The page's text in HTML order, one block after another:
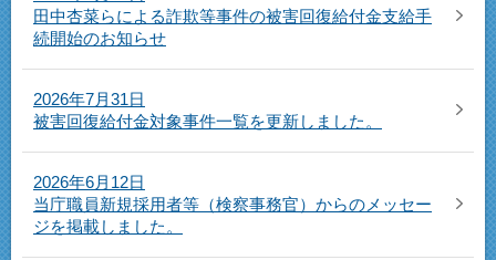
田中杏菜らによる詐欺等事件の被害回復給付金支給手
続開始のお知らせ
2026年7月31日
被害回復給付金対象事件一覧を更新しました。
2026年6月12日
当庁職員新規採用者等（検察事務官）からのメッセー
ジを掲載しました。